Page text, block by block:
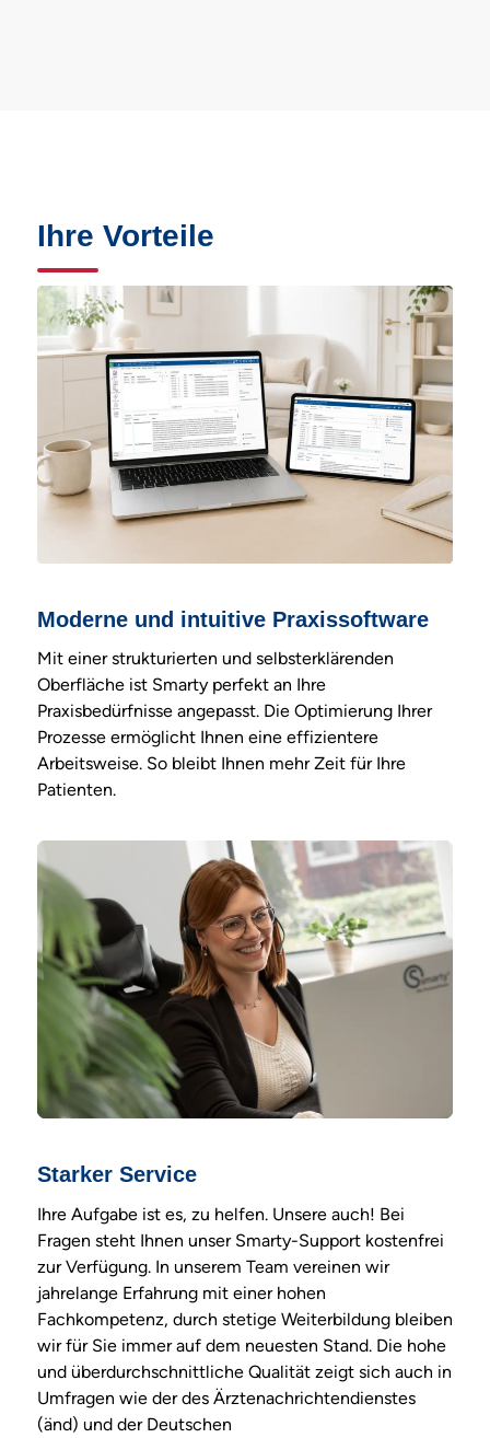
Ihre Vorteile
Moderne und intuitive Praxissoftware
Mit einer strukturierten und selbsterklärenden
Oberfläche ist Smarty perfekt an Ihre
Praxisbedürfnisse angepasst. Die Optimierung Ihrer
Prozesse ermöglicht Ihnen eine effizientere
Arbeitsweise. So bleibt Ihnen mehr Zeit für Ihre
Patienten.
Starker Service
Ihre Aufgabe ist es, zu helfen. Unsere auch! Bei
Fragen steht Ihnen unser Smarty-Support kostenfrei
zur Verfügung. In unserem Team vereinen wir
jahrelange Erfahrung mit einer hohen
Fachkompetenz, durch stetige Weiterbildung bleiben
wir für Sie immer auf dem neuesten Stand. Die hohe
und überdurchschnittliche Qualität zeigt sich auch in
Umfragen wie der des Ärztenachrichtendienstes
(änd) und der Deutschen